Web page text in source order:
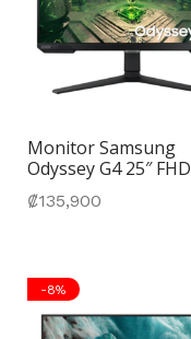
Monitor Samsung
Odyssey G4 25″ FHD
₡135,900
-8%